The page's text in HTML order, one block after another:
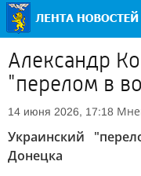
Александр
"перелом в
14 июня 2026, 17:18
Украинский
Донецка